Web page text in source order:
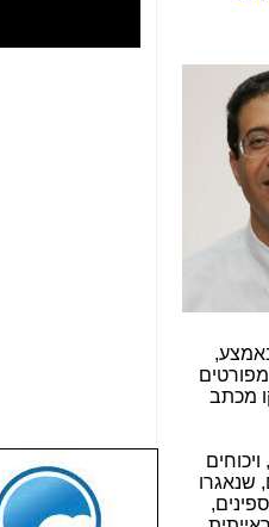
מכתב
שנאגרו
שבוע טוב לכל
הגולשים באשר